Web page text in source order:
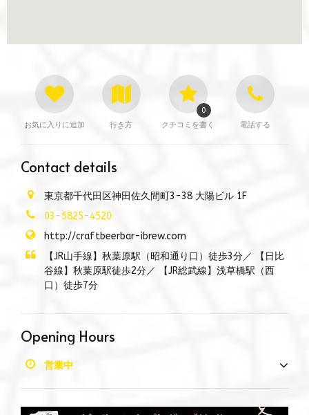
お気に入りに追加 行き方 クチコミを書く
0
電話する
Contact details
東京都千代田区神田佐久間町3-38 大陽ビル 1F
03-5825-4520
http://craftbeerbar-ibrew.com
【JR山手線】秋葉原駅（昭和通り口）徒歩3分／ 【日比
谷線】秋葉原駅徒歩2分／ 【JR総武線】浅草橋駅（西
口）徒歩7分
Opening Hours
営業中